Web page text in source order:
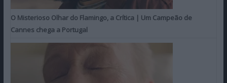
O Misterioso Olhar do Flamingo, a Crítica | Um Campeão de
Cannes chega a Portugal